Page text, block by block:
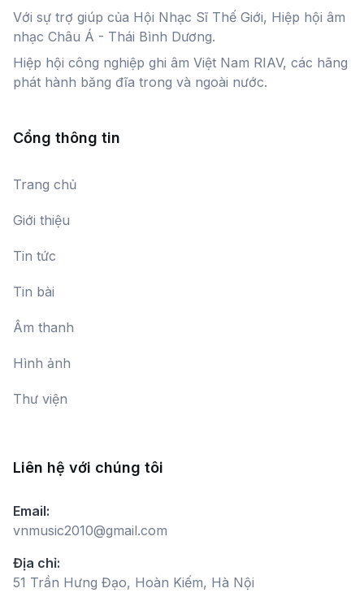
Với sự trợ giúp của Hội Nhạc Sĩ Thế Giới, Hiệp hội âm
nhạc Châu Á - Thái Bình Dương.
Hiệp hội công nghiệp ghi âm Việt Nam RIAV, các hãng
phát hành băng đĩa trong và ngoài nước.
Cổng thông tin
Trang chủ
Giới thiệu
Tin tức
Tin bài
Âm thanh
Hình ảnh
Thư viện
Liên hệ với chúng tôi
Email:
vnmusic2010@gmail.com
Địa chỉ:
51 Trần Hưng Đạo, Hoàn Kiếm, Hà Nội